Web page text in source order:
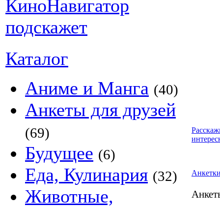
Каталог
Аниме и Манга (40)
Анкеты для друзей
(69)
Будущее (6)
Еда, Кулинария (32)
Животные,